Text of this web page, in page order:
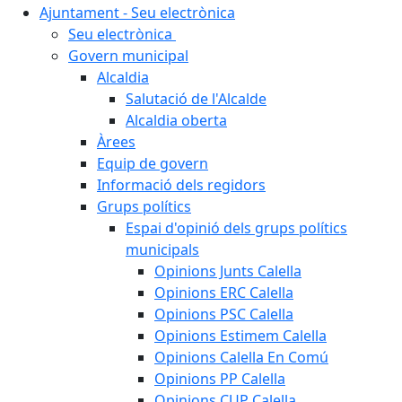
Ajuntament - Seu electrònica
Seu electrònica
Govern municipal
Alcaldia
Salutació de l'Alcalde
Alcaldia oberta
Àrees
Equip de govern
Informació dels regidors
Grups polítics
Espai d'opinió dels grups polítics
municipals
Opinions Junts Calella
Opinions ERC Calella
Opinions PSC Calella
Opinions Estimem Calella
Opinions Calella En Comú
Opinions PP Calella